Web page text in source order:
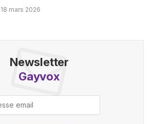
18 mars 2026
Newsletter
Gayvox